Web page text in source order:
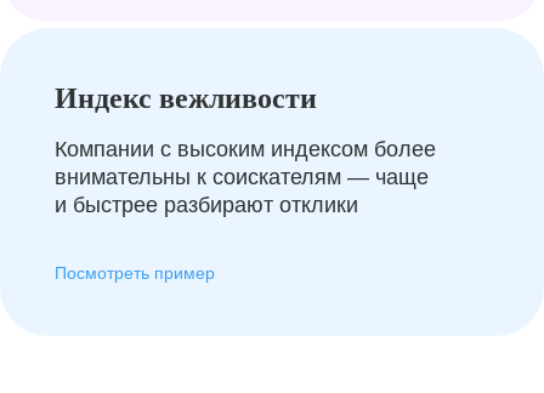
Индекс вежливости
Компании с высоким индексом более
внимательны к соискателям — чаще
и быстрее разбирают отклики
Посмотреть пример